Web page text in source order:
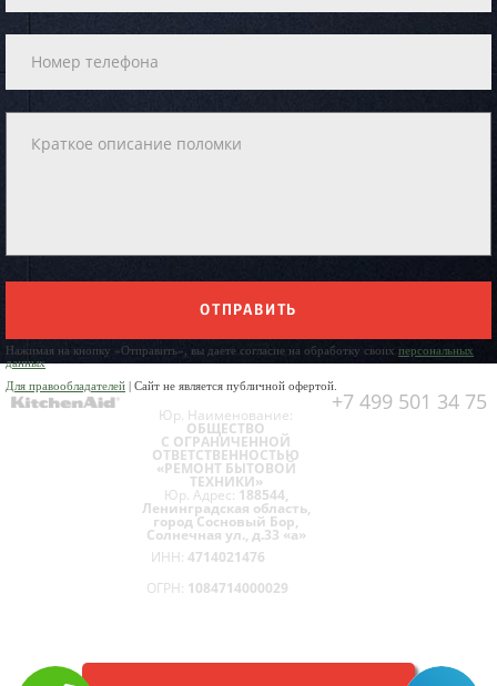
ОТПРАВИТЬ
Нажимая на кнопку «Отправить», вы даете согласие на обработку своих персональных
данных
Для правообладателей | Сайт не является публичной офертой.
+7 499 501 34 75
Юр. Наименование:
ОБЩЕСТВО
С ОГРАНИЧЕННОЙ
ОТВЕТСТВЕННОСТЬЮ
«РЕМОНТ БЫТОВОЙ
ТЕХНИКИ»
Юр. Адрес: 188544,
Ленинградская область,
город Сосновый Бор,
Солнечная ул., д.33 «а»
ИНН: 4714021476
ОГРН: 1084714000029